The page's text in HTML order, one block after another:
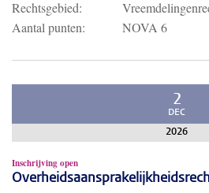
Rechtsgebied:
Aantal punten:
NOVA 6
2
DEC
2026
Inschrijving open